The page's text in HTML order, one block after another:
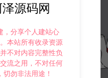
源码网
，分享个人建站心
本站所有收录资源
不对内容完整性负
流之用，不对任何
切勿非法用途！